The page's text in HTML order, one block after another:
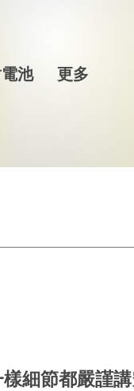
池 更多
細節都嚴謹